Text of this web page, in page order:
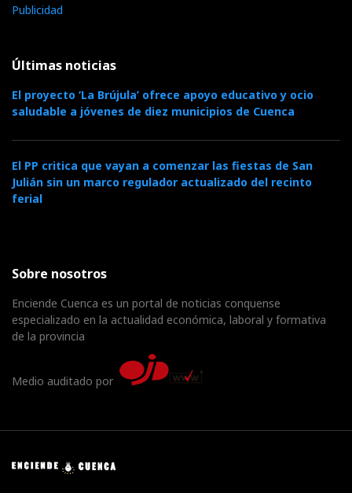
Publicidad
Últimas noticias
El proyecto ‘La Brújula’ ofrece apoyo educativo y ocio
saludable a jóvenes de diez municipios de Cuenca
El PP critica que vayan a comenzar las fiestas de San
Julián sin un marco regulador actualizado del recinto
ferial
Sobre nosotros
Enciende Cuenca es un portal de noticias conquense
especializado en la actualidad económica, laboral y formativa
de la provincia
Medio auditado por